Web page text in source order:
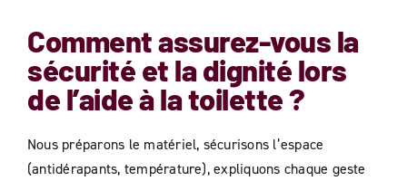
DÉPENDANCE
Comment assurez-vous la
sécurité et la dignité lors
de l’aide à la toilette ?
Nous préparons le matériel, sécurisons l’espace
(antidérapants, température), expliquons chaque geste